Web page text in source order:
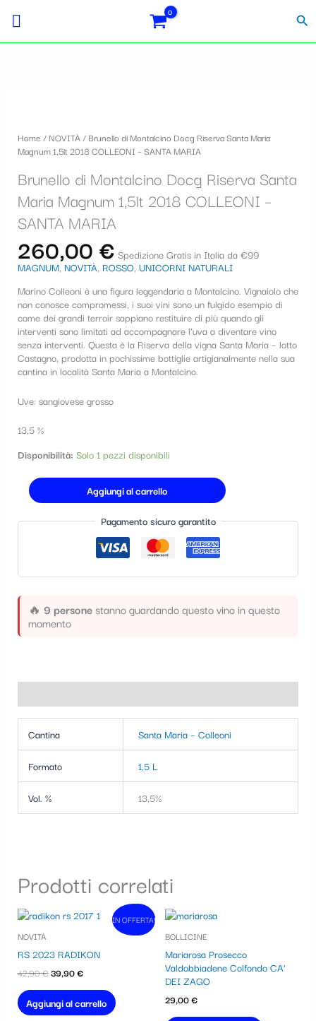
contenuto
Home /NOVITÀ/ Brunello di Montalcino Docg Riserva Santa Maria
Magnum 1,5lt 2018 COLLEONI – SANTA MARIA
Brunello di Montalcino Docg Riserva Santa
Maria Magnum 1,5lt 2018 COLLEONI –
SANTA MARIA
260,00 € Spedizione Gratis in Italia da €99
MAGNUM, NOVITÀ, ROSSO, UNICORNI NATURALI
Marino Colleoni è una figura leggendaria a Montalcino. Vignaiolo che
non conosce compromessi, i suoi vini sono un fulgido esempio di
come dei grandi terroir sappiano restituire di più quando gli
interventi sono limitati ad accompagnare l’uva a diventare vino
senza interventi. Questa è la Riserva della vigna Santa Maria – lotto
Castagno, prodotta in pochissime bottiglie artigianalmente nella sua
cantina in località Santa Maria a Montalcino.
Uve: sangiovese grosso
13,5 %
Disponibilità: Solo 1 pezzi disponibili
Docg
Riserva
Maria
Magnum
1,5lt
2018
COLLEONI
-
SANTA
MARIA
quantità
Aggiungi al carrello
Pagamento sicuro garantito
🔥 9 personestanno guardando questo vino in questo
momento
Cantina Santa Maria – Colleoni
Formato 1,5 L
Vol. % 13,5%
Prodotti correlati
In vendita!
IN OFFERTA!
NOVITÀ
RS 2023 RADIKON
42,90€
Il
era:
39,90€
Il
è:
Aggiungi al carrello
BOLLICINE
Mariarosa Prosecco
Valdobbiadene Colfondo CA’
DEI ZAGO
29,00€
o
a
a
t
e
g
o
a
fiscale:
Carrello: